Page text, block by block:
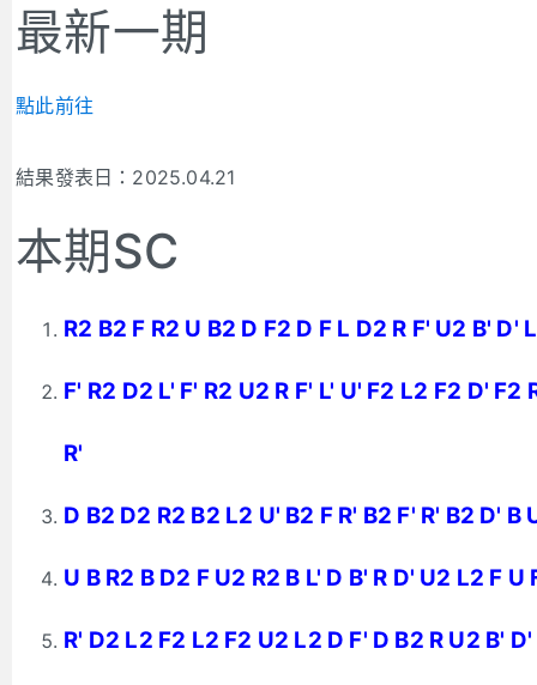
最新一期
點此前往
結果發表日：2025.04.21
本期SC
R2 B2 F R2 U B2 D F2 D F L D2 R F' U2 B' D' L
F' R2 D2 L' F' R2 U2 R F' L' U' F2 L2 F2 D' F2
R'
D B2 D2 R2 B2 L2 U' B2 F R' B2 F' R' B2 D' B
U B R2 B D2 F U2 R2 B L' D B' R D' U2 L2 F U
R' D2 L2 F2 L2 F2 U2 L2 D F' D B2 R U2 B' D'